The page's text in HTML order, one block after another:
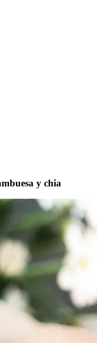
y chia